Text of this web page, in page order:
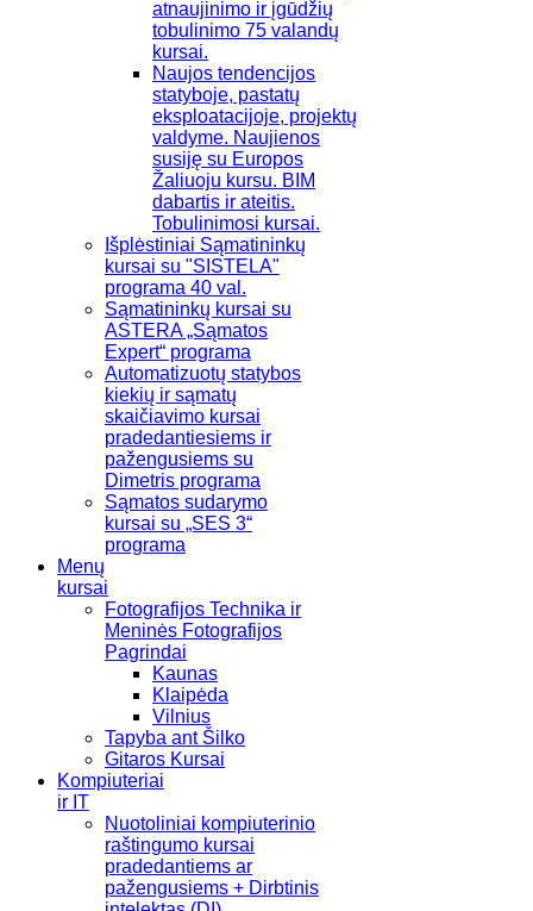
atnaujinimo ir įgūdžių
tobulinimo 75 valandų
kursai.
Naujos tendencijos
statyboje, pastatų
eksploatacijoje, projektų
valdyme. Naujienos
susiję su Europos
Žaliuoju kursu. BIM
dabartis ir ateitis.
Tobulinimosi kursai.
Išplėstiniai Sąmatininkų
kursai su "SISTELA"
programa 40 val.
Sąmatininkų kursai su
ASTERA „Sąmatos
Expert“ programa
Automatizuotų statybos
kiekių ir sąmatų
skaičiavimo kursai
pradedantiesiems ir
pažengusiems su
Dimetris programa
Sąmatos sudarymo
kursai su „SES 3“
programa
Menų
kursai
Fotografijos Technika ir
Meninės Fotografijos
Pagrindai
Kaunas
Klaipėda
Vilnius
Tapyba ant Šilko
Gitaros Kursai
Kompiuteriai
ir IT
Nuotoliniai kompiuterinio
raštingumo kursai
pradedantiems ar
pažengusiems + Dirbtinis